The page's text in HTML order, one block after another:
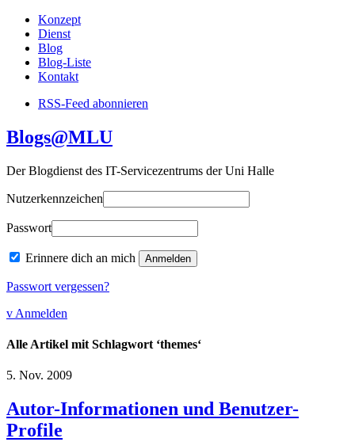
Konzept
Dienst
Blog
Blog-Liste
Kontakt
RSS-Feed abonnieren
Blogs@MLU
Der Blogdienst des IT-Servicezentrums der Uni Halle
Nutzerkennzeichen
Passwort
Erinnere dich an mich
Passwort vergessen?
v Anmelden
Alle Artikel mit Schlagwort ‘themes‘
5. Nov. 2009
Autor-Informationen und Benutzer-
Profile